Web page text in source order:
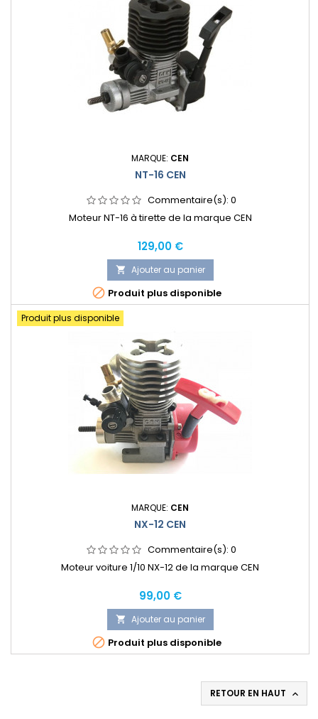
MARQUE: CEN
NT-16 CEN
Commentaire(s): 0
Moteur NT-16 à tirette de la marque CEN
Prix
129,00 €
 Ajouter au panier
 Produit plus disponible
Produit plus disponible
MARQUE: CEN
NX-12 CEN
Commentaire(s): 0
Moteur voiture 1/10 NX-12 de la marque CEN
Prix
99,00 €
 Ajouter au panier
 Produit plus disponible
RETOUR EN HAUT 